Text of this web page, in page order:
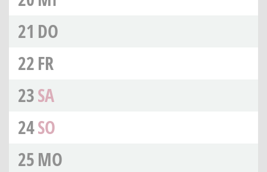
21 DO
22FR
23SA
24SO
25MO